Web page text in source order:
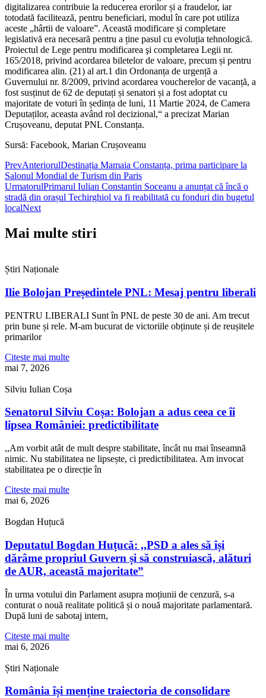
digitalizarea contribuie la reducerea erorilor și a fraudelor, iar
totodată facilitează, pentru beneficiari, modul în care pot utiliza
aceste „hârtii de valoare”. Această modificare și completare
legislativă era necesară pentru a ține pasul cu evoluția tehnologică.
Proiectul de Lege pentru modificarea şi completarea Legii nr.
165/2018, privind acordarea biletelor de valoare, precum și pentru
modificarea alin. (21) al art.1 din Ordonanța de urgență a
Guvernului nr. 8/2009, privind acordarea voucherelor de vacanță, a
fost susținut de 62 de deputați și senatori și a fost adoptat cu
majoritate de voturi în ședința de luni, 11 Martie 2024, de Camera
Deputaților, aceasta având rol decizional,“ a precizat Marian
Crușoveanu, deputat PNL Constanța.
Sursă: Facebook, Marian Crușoveanu
PrevAnteriorulDestinația Mamaia Constanța, prima participare la
Salonul Mondial de Turism din Paris
UrmatorulPrimarul Iulian Constantin Soceanu a anunțat că încă o
stradă din orașul Techirghiol va fi reabilitată cu fonduri din bugetul
localNext
Mai multe stiri
Știri Naționale
Ilie Bolojan Președintele PNL: Mesaj pentru liberali
PENTRU LIBERALI Sunt în PNL de peste 30 de ani. Am trecut
prin bune și rele. M-am bucurat de victoriile obținute și de reușitele
primarilor
Citeste mai multe
mai 7, 2026
Silviu Iulian Coșa
Senatorul Silviu Coșa: Bolojan a adus ceea ce îi
lipsea României: predictibilitate
,,Am vorbit atât de mult despre stabilitate, încât nu mai înseamnă
nimic. Nu stabilitatea ne lipsește, ci predictibilitatea. Am invocat
stabilitatea pe o direcție în
Citeste mai multe
mai 6, 2026
Bogdan Huțucă
Deputatul Bogdan Huțucă: ,,PSD a ales să își
dărâme propriul Guvern și să construiască, alături
de AUR, această majoritate”
În urma votului din Parlament asupra moțiunii de cenzură, s-a
conturat o nouă realitate politică și o nouă majoritate parlamentară.
După luni de sabotaj intern,
Citeste mai multe
mai 6, 2026
Știri Naționale
România își menține traiectoria de consolidare